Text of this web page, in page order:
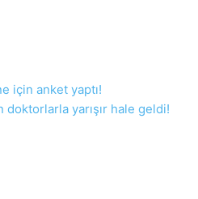
için anket yaptı!
doktorlarla yarışır hale geldi!